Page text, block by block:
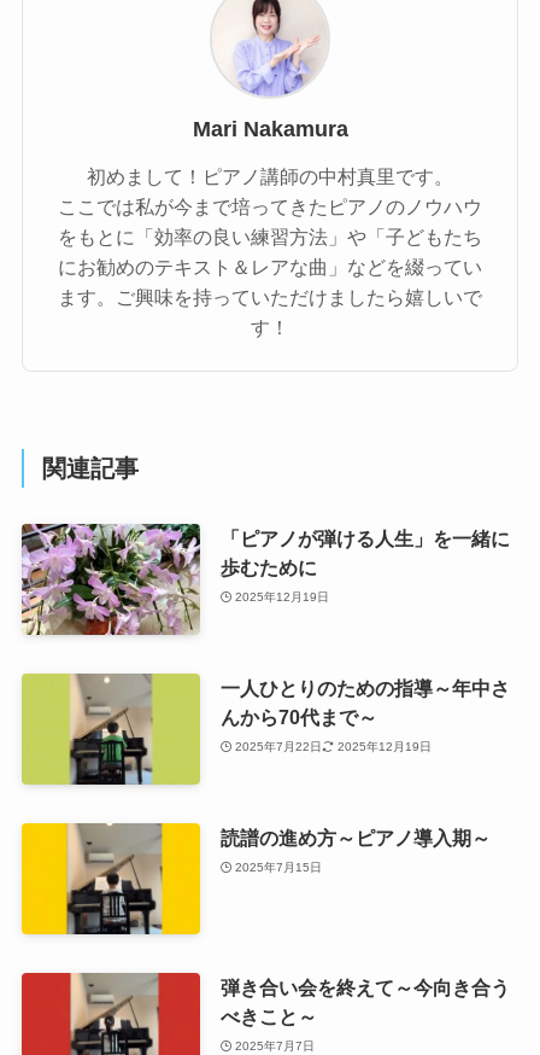
Mari Nakamura
初めまして！ピアノ講師の中村真里です。
ここでは私が今まで培ってきたピアノのノウハウ
をもとに「効率の良い練習方法」や「子どもたち
にお勧めのテキスト＆レアな曲」などを綴ってい
ます。ご興味を持っていただけましたら嬉しいで
す！
関連記事
「ピアノが弾ける人生」を一緒に
歩むために
2025年12月19日
一人ひとりのための指導～年中さ
んから70代まで～
2025年7月22日 2025年12月19日
読譜の進め方～ピアノ導入期～
2025年7月15日
弾き合い会を終えて～今向き合う
べきこと～
2025年7月7日